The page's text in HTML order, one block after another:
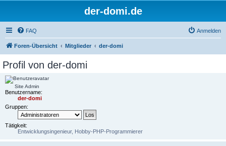
der-domi.de
FAQ Anmelden
Foren-Übersicht Mitglieder der-domi
Profil von der-domi
Site Admin
Benutzername:
der-domi
Gruppen:
Tätigkeit:
Entwicklungsingenieur, Hobby-PHP-Programmierer